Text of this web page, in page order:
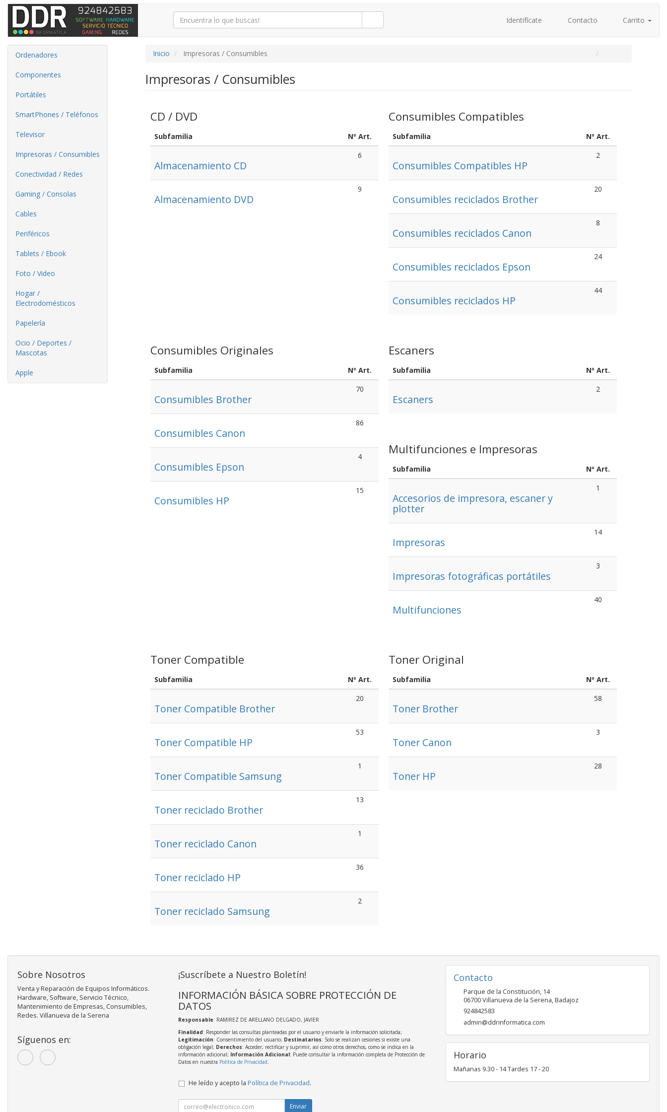
Identifícate Contacto Carrito
Ordenadores
Componentes
Portátiles
SmartPhones / Teléfonos
Televisor
Impresoras / Consumibles
Conectividad / Redes
Gaming / Consolas
Cables
Periféricos
Tablets / Ebook
Foto / Video
Hogar /
Electrodomésticos
Papelería
Ocio / Deportes /
Mascotas
Apple
Inicio Impresoras / Consumibles
Impresoras / Consumibles
CD / DVD
Subfamilia Nº Art.
Almacenamiento CD
6
Almacenamiento DVD
9
Consumibles Compatibles
Subfamilia Nº Art.
Consumibles Compatibles HP
2
Consumibles reciclados Brother
20
Consumibles reciclados Canon
8
Consumibles reciclados Epson
24
Consumibles reciclados HP
44
Consumibles Originales
Subfamilia Nº Art.
Consumibles Brother
70
Consumibles Canon
86
Consumibles Epson
4
Consumibles HP
15
Escaners
Subfamilia Nº Art.
Escaners
2
Multifunciones e Impresoras
Subfamilia Nº Art.
Accesorios de impresora, escaner y
plotter
1
Impresoras
14
Impresoras fotográficas portátiles
3
Multifunciones
40
Toner Compatible
Subfamilia Nº Art.
Toner Compatible Brother
20
Toner Compatible HP
53
Toner Compatible Samsung
1
Toner reciclado Brother
13
Toner reciclado Canon
1
Toner reciclado HP
36
Toner reciclado Samsung
2
Toner Original
Subfamilia Nº Art.
Toner Brother
58
Toner Canon
3
Toner HP
28
Sobre Nosotros
Venta y Reparación de Equipos Informáticos.
Hardware, Software, Servicio Técnico,
Mantenimiento de Empresas, Consumibles,
Redes. Villanueva de la Serena
Síguenos en:
¡Suscríbete a Nuestro Boletín!
INFORMACIÓN BÁSICA SOBRE PROTECCIÓN DE
DATOS
Responsable: RAMIREZ DE ARELLANO DELGADO, JAVIER
Finalidad: Responder las consultas planteadas por el usuario y enviarle la información solicitada;
Legitimación: Consentimiento del usuario; Destinatarios: Solo se realizan cesiones si existe una
obligación legal; Derechos: Acceder, rectificar y suprimir, así como otros derechos, como se indica en la
información adicional; Información Adicional: Puede consultar la información completa de Protección de
Datos en nuestra Política de Privacidad.
He leído y acepto la Política de Privacidad.
Enviar
Contacto
Parque de la Constitución, 14
06700Villanueva de la Serena,Badajoz
924842583
admin@ddrinformatica.com
Horario
Mañanas 9.30 - 14 Tardes 17 - 20